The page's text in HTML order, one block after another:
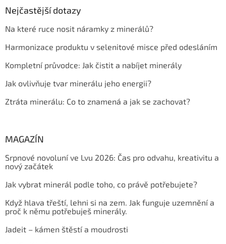
Nejčastější dotazy
Na které ruce nosit náramky z minerálů?
Harmonizace produktu v selenitové misce před odesláním
Kompletní průvodce: Jak čistit a nabíjet minerály
Jak ovlivňuje tvar minerálu jeho energii?
Ztráta minerálu: Co to znamená a jak se zachovat?
MAGAZÍN
Srpnové novoluní ve Lvu 2026: Čas pro odvahu, kreativitu a
nový začátek
Jak vybrat minerál podle toho, co právě potřebujete?
Když hlava třeští, lehni si na zem. Jak funguje uzemnění a
proč k němu potřebuješ minerály.
Jadeit – kámen štěstí a moudrosti